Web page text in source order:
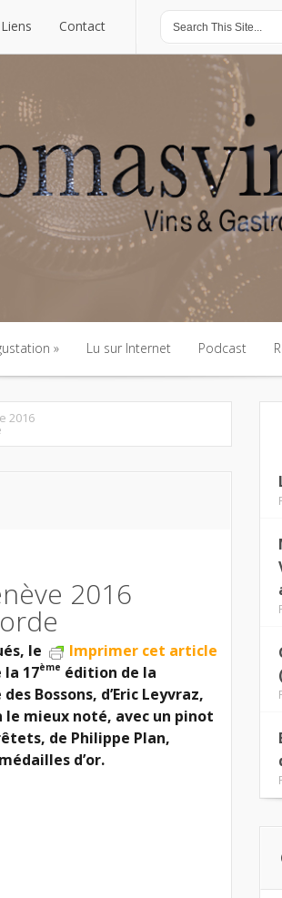
Liens Contact
Lu sur Internet
Lu sur Internet
Podcast
Podcast
2016
2016
Imprimer cet article
le
17ème édition de la
Bossons, d’Eric Leyvraz,
mieux noté, avec un pinot
de Philippe Plan,
d’or.